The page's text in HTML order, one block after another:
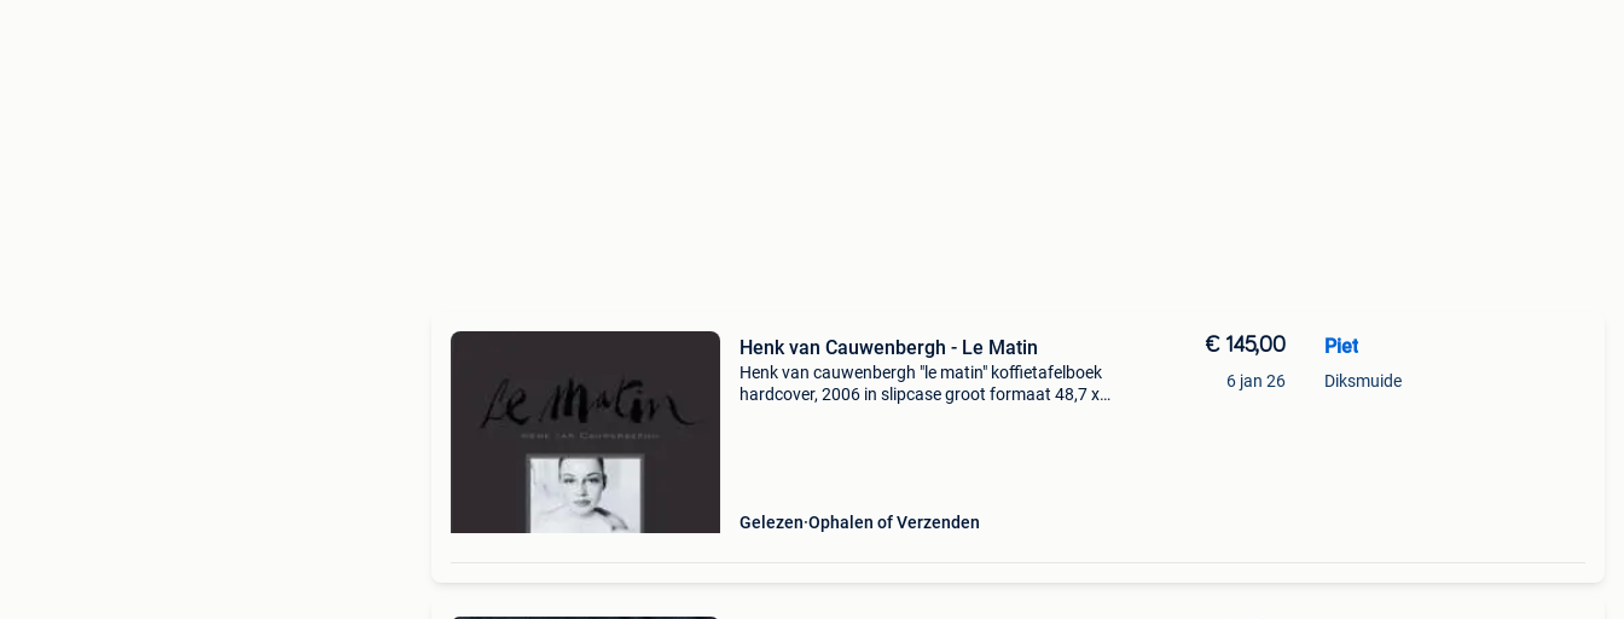
Henk van Cauwenbergh - Le Matin
Henk van cauwenbergh "le matin" koffietafelboek
hardcover, 2006 in slipcase groot formaat 48,7 x
Gelezen Ophalen of Verzenden
€ 145,00
6 jan 26
Piet
Diksmuide